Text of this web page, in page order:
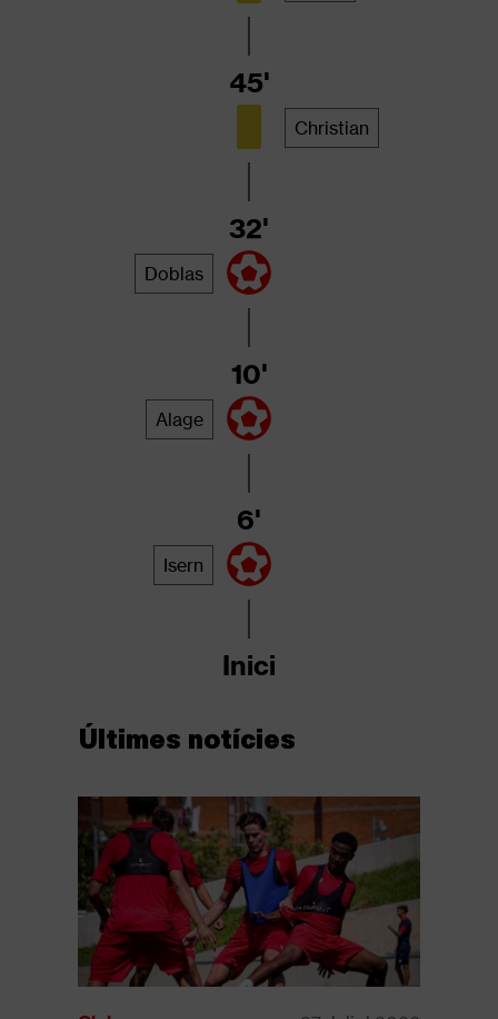
Christian
45'
Doblas
32'
Alage
10'
Isern
6'
Inici
Últimes notícies